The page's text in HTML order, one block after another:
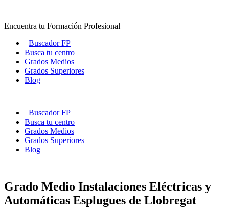
contenido
Encuentra tu Formación Profesional
Buscador FP
Busca tu centro
Grados Medios
Grados Superiores
Blog
Buscador FP
Busca tu centro
Grados Medios
Grados Superiores
Blog
Grado Medio Instalaciones Eléctricas y
Automáticas Esplugues de Llobregat